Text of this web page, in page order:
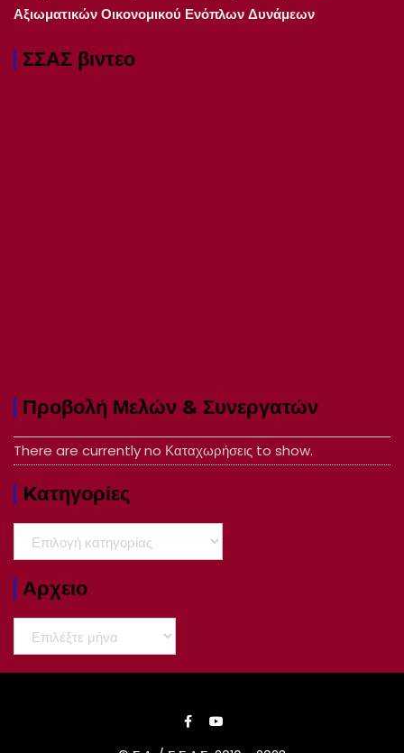
Αξιωματικών Οικονομικού Ενόπλων Δυνάμεων
ΣΣΑΣ βιντεο
Προβολή Μελών & Συνεργατών
There are currently no Καταχωρήσεις to show.
Kατηγορίες
Kατηγορίες
Αρχειο
Αρχειο